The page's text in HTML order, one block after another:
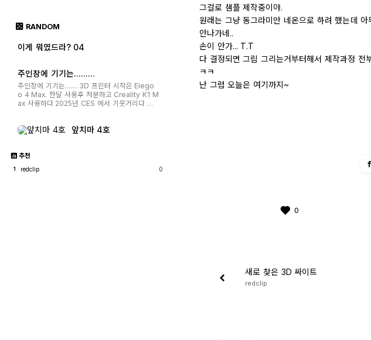
RANDOM
이게 뭐였드라? 04
주인장에 기기는.........
주인장에 기기는....... 3D 프린터 시작은 Elego
o 4 Max. 한달 사용후 처분하고 Creality K1 M
ax 사용하다 2025년 CES 에서 기웃거리다 상
히 허락해주심. 그래서 현제 Creality K1, K2 사
앞치마 4호
추천
1 redclip 0
그걸로 샘플 제작중이야.
원래는 그냥 동그라미만 네온으로 하려 했는데
안나가네..
손이 안가... T.T
다 결정되면 그림 그리는거부터해서 제작과정 전
ㅋㅋ
난 그럼 오늘은 여기까지~
0
새로 찾은 3D 싸이트
redclip